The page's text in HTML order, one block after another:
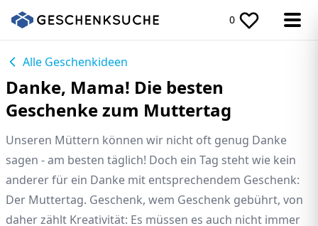
0
Alle Geschenkideen
Danke, Mama! Die besten
Geschenke zum Muttertag
Unseren Müttern können wir nicht oft genug Danke
sagen - am besten täglich! Doch ein Tag steht wie kein
anderer für ein Danke mit entsprechendem Geschenk:
Der Muttertag. Geschenk, wem Geschenk gebührt, von
daher zählt Kreativität: Es müssen es auch nicht immer